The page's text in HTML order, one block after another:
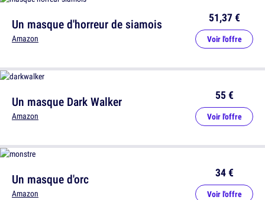
Un masque Dark Walker
Amazon
55 €
Voir l'offre
Un masque d'horreur de siamois
Amazon
51,37 €
Voir l'offre
Un masque d'orc
Amazon
34 €
Voir l'offre